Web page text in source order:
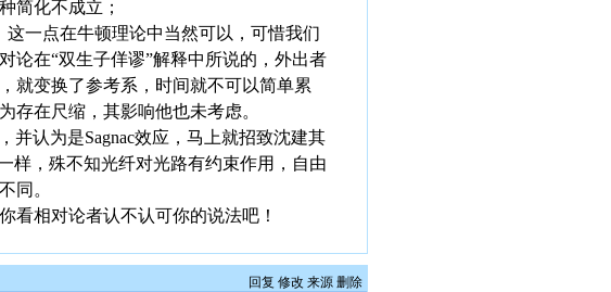
简化不成立；
一点在牛顿理论中当然可以，可惜我们
论在“双生子佯谬”解释中所说的，外出者
就变换了参考系，时间就不可以简单累
存在尺缩，其影响他也未考虑。
并认为是Sagnac效应，马上就招致沈建其
样，殊不知光纤对光路有约束作用，自由
同。
看相对论者认不认可你的说法吧！
回复 修改 来源 删除